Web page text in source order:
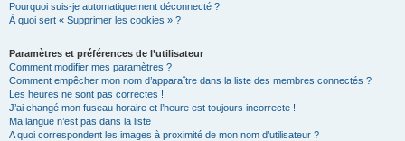
Pourquoi suis-je automatiquement déconnecté ?
À quoi sert « Supprimer les cookies » ?
Paramètres et préférences de l’utilisateur
Comment modifier mes paramètres ?
Comment empêcher mon nom d’apparaître dans la liste des membres connectés ?
Les heures ne sont pas correctes !
J’ai changé mon fuseau horaire et l’heure est toujours incorrecte !
Ma langue n’est pas dans la liste !
A quoi correspondent les images à proximité de mon nom d’utilisateur ?